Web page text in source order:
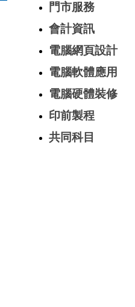
門市服務
會計資訊
電腦網頁設計
電腦軟體應用
電腦硬體裝修
印前製程
共同科目